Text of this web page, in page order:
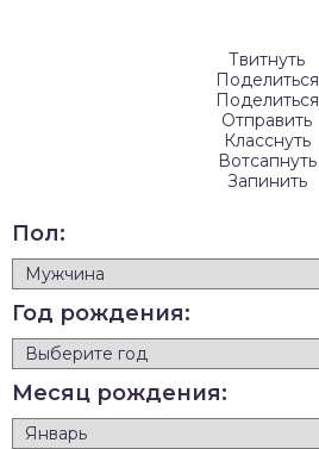
Твитнуть
Поделиться
Поделиться
Отправить
Класснуть
Вотсапнуть
Запинить
Пол:
Год рождения:
Месяц рождения: